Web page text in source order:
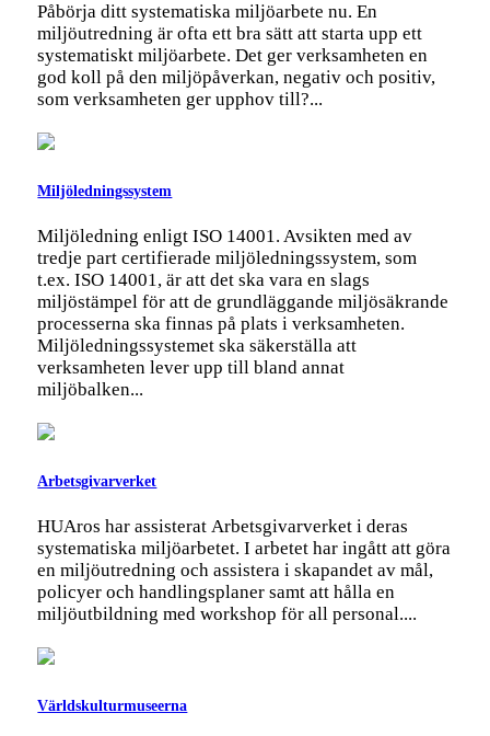
Påbörja ditt systematiska miljöarbete nu. En
miljöutredning är ofta ett bra sätt att starta upp ett
systematiskt miljöarbete. Det ger verksamheten en
god koll på den miljöpåverkan, negativ och positiv,
som verksamheten ger upphov till?...
Miljöledningssystem
Miljöledning enligt ISO 14001. Avsikten med av
tredje part certifierade miljöledningssystem, som
t.ex. ISO 14001, är att det ska vara en slags
miljöstämpel för att de grundläggande miljösäkrande
processerna ska finnas på plats i verksamheten.
Miljöledningssystemet ska säkerställa att
verksamheten lever upp till bland annat
miljöbalken...
Arbetsgivarverket
HUAros har assisterat Arbetsgivarverket i deras
systematiska miljöarbetet. I arbetet har ingått att göra
en miljöutredning och assistera i skapandet av mål,
policyer och handlingsplaner samt att hålla en
miljöutbildning med workshop för all personal....
Världskulturmuseerna